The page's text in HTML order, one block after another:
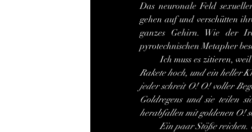
Das neuronale Feld
gehen auf und verschütten
ganzes Gehirn. Wie der
pyrotechnischen Metapher
Ich muss es zitieren,
Rakete hoch, und ein heller
jeder schreit O! O! voller
Goldregens und sie teilen
herabfallen mit goldenen O!
Ein paar Stöße